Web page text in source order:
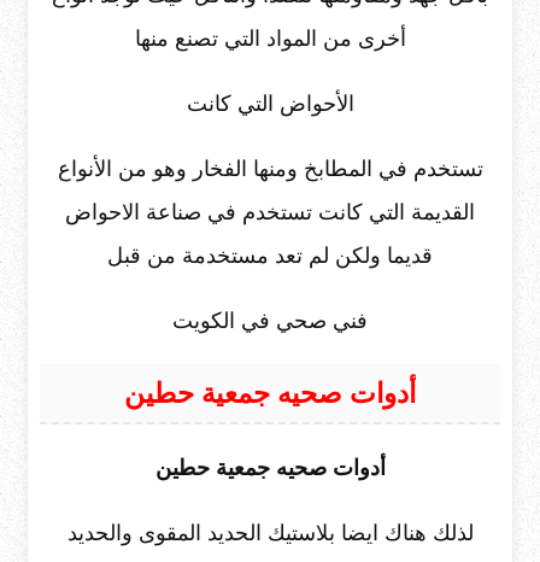
أخرى من المواد التي تصنع منها
الأحواض التي كانت
تستخدم في المطابخ ومنها الفخار وهو من الأنواع
القديمة التي كانت تستخدم في صناعة الاحواض
قديما ولكن لم تعد مستخدمة من قبل
فني صحي في الكويت
أدوات صحيه جمعية حطين
أدوات صحيه جمعية حطين
لذلك هناك ايضا بلاستيك الحديد المقوى والحديد